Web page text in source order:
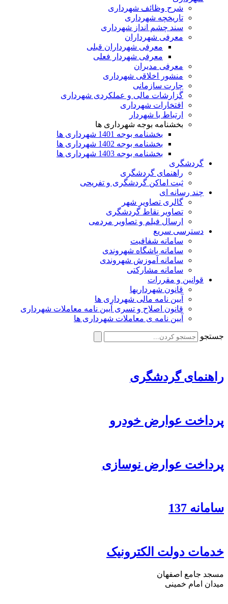
شرح وظائف شهرداری
تاریخچه شهرداری
سند چشم انداز شهرداری
معرفی شهرداران
معرفی شهرداران قبلی
معرفی شهردار فعلی
معرفی مدیران
منشور اخلاقی شهرداری
چارت سازمانی
گزارشات مالی و عملکردی شهرداری
افتخارات شهرداری
ارتباط با شهردار
بخشنامه بوجه شهرداری ها
بخشنامه بوجه 1401 شهرداری ها
بخشنامه بوجه 1402 شهرداری ها
بخشنامه بوجه 1403 شهرداری ها
گردشگری
راهنمای گردشگری
ثبت اماکن گردشگری و تفریحی
چند رسانه ای
گالری تصاویر شهر
تصاویر نقاط گردشگری
ارسال فیلم و تصاویر مردمی
دسترسی سریع
سامانه شفافیت
سامانه باشگاه شهروندی
سامانه آموزش شهروندی
سامانه مشارکتی
قوانین و مقررات
قانون شهرداریها
آیین نامه مالی شهرداری ها
قانون اصلاح و تسری آیین نامه معاملات شهرداری
آیین نامه ی معاملات شهرداری ها
جستجو
راهنمای گردشگری
پرداخت عوارض خودرو
پرداخت عوارض نوسازی
سامانه 137
خدمات دولت الکترونیک
مسجد جامع اصفهان
میدان امام خمینی